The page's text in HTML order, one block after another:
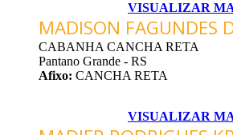
VISUALIZAR
MADISON FAGUNDES
CABANHA CANCHA RETA
Pantano Grande - RS
Afixo: CANCHA RETA
VISUALIZAR